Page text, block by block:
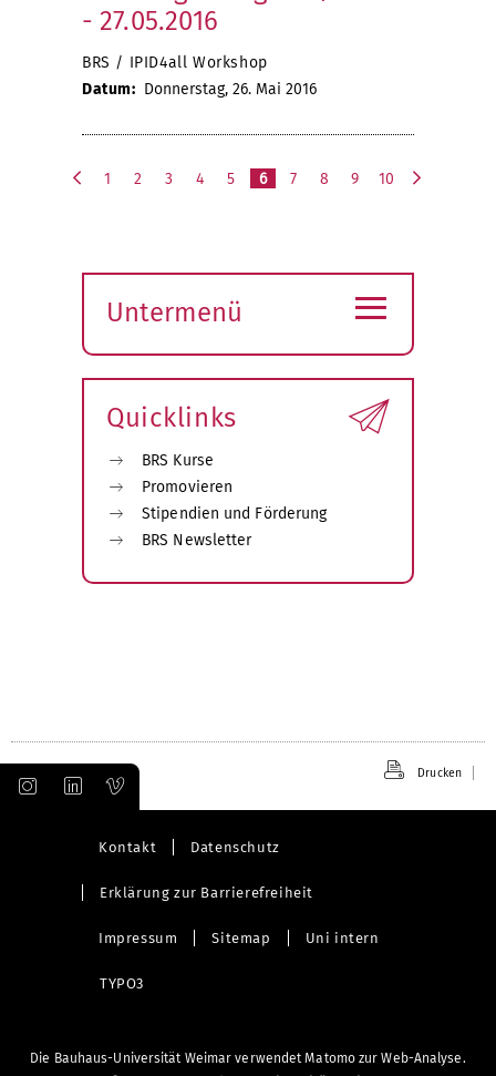
- 27.05.2016
BRS / IPID4all Workshop
Datum: Donnerstag, 26. Mai 2016
g
e
1 2 3 4 5 6 7 8 9
10
Untermenü
öffnen
≡
Quicklinks
BRS Kurse
Promovieren
Stipendien und Förderung
BRS Newsletter
Drucken
Kontakt Datenschutz
Erklärung zur Barrierefreiheit
Impressum Sitemap Uni intern
TYPO3
Die Bauhaus-Universität Weimar verwendet Matomo zur Web-Analyse.